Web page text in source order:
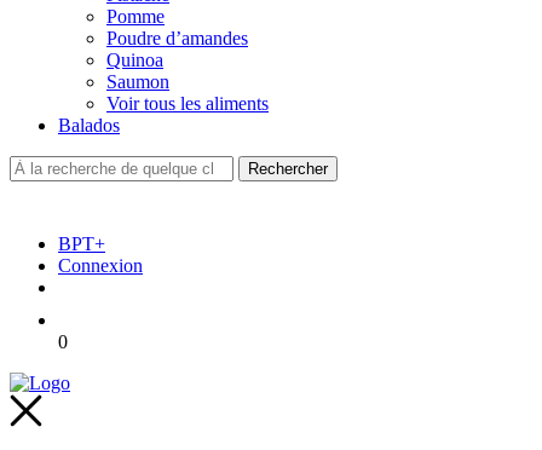
Pomme
Poudre d’amandes
Quinoa
Saumon
Voir tous les aliments
Balados
BPT+
Connexion
0